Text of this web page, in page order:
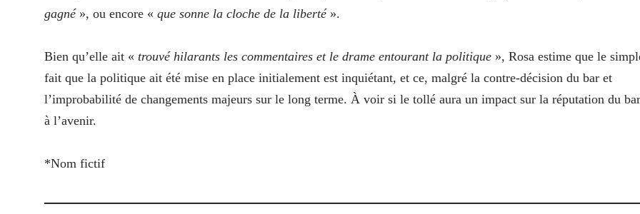
gagné», ou encore « que sonne la cloche de la liberté».
Bien qu’elle ait « trouvé hilarants les commentaires et le drame entourant la politique », Rosa estime que le
fait que la politique ait été mise en place initialement est inquiétant, et ce, malgré la contre-décision du bar et
l’improbabilité de changements majeurs sur le long terme. À voir si le tollé aura un impact sur la réputation du bar
à l’avenir.
*Nom fictif